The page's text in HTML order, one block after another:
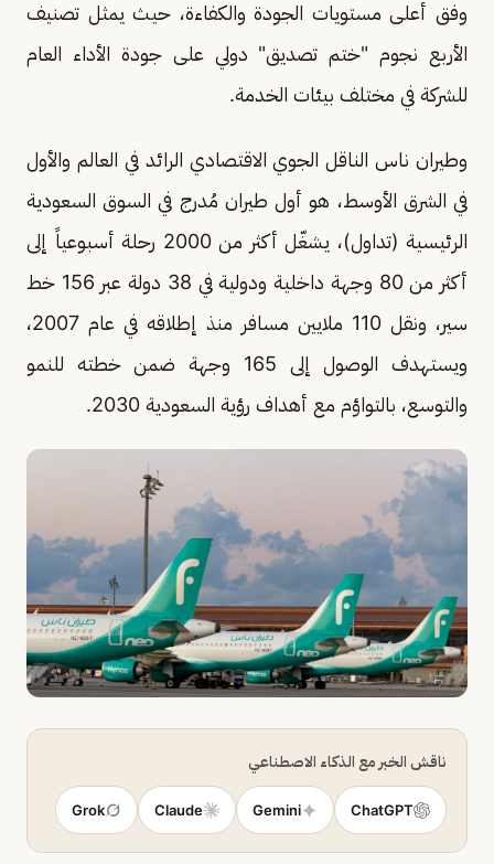
وفق أعلى مستويات الجودة والكفاءة، حيث يمثل تصنيف
الأربع نجوم "ختم تصديق" دولي على جودة الأداء العام
للشركة في مختلف بيئات الخدمة.
وطيران ناس الناقل الجوي الاقتصادي الرائد في العالم والأول
في الشرق الأوسط، هو أول طيران مُدرج في السوق السعودية
الرئيسية (تداول)، يشغّل أكثر من 2000 رحلة أسبوعياً إلى
أكثر من 80 وجهة داخلية ودولية في 38 دولة عبر 156 خط
سير، ونقل 110 ملايين مسافر منذ إطلاقه في عام 2007،
ويستهدف الوصول إلى 165 وجهة ضمن خطته للنمو
والتوسع، بالتواؤم مع أهداف رؤية السعودية 2030.
ناقش الخبر مع الذكاء الاصطناعي
ChatGPT
Gemini
Claude
Grok